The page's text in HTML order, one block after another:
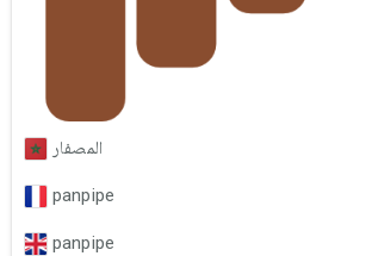
المصفار
panpipe
panpipe